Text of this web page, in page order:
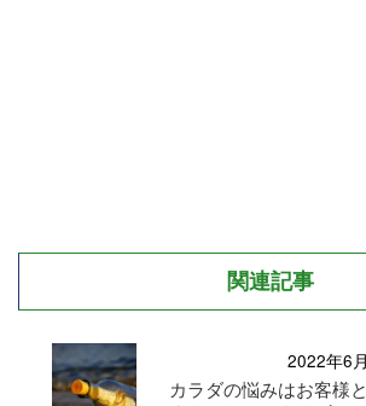
関連記事
2022年6
カラダの悩みはお客様